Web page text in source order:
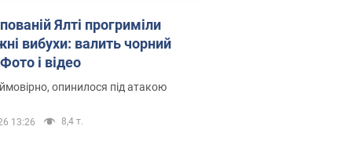
Ялті прогриміли
вибухи: валить чорний
і відео
опинилося під атакою
13:26 8,4 т.